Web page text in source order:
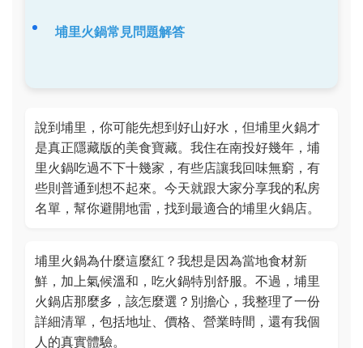
埔里火鍋常見問題解答
說到埔里，你可能先想到好山好水，但埔里火鍋才
是真正隱藏版的美食寶藏。我住在南投好幾年，埔
里火鍋吃過不下十幾家，有些店讓我回味無窮，有
些則普通到想不起來。今天就跟大家分享我的私房
名單，幫你避開地雷，找到最適合的埔里火鍋店。
埔里火鍋為什麼這麼紅？我想是因為當地食材新
鮮，加上氣候溫和，吃火鍋特別舒服。不過，埔里
火鍋店那麼多，該怎麼選？別擔心，我整理了一份
詳細清單，包括地址、價格、營業時間，還有我個
人的真實體驗。